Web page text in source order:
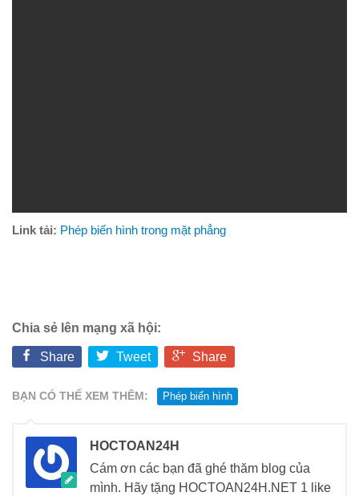
Link tải: Phép biến hình trong mặt phẳng
Chia sẻ lên mạng xã hội:
Share Tweet Share
BẠN CÓ THỂ XEM THÊM: Phép biến hình
HOCTOAN24H
Cám ơn các bạn đã ghé thăm blog của
mình. Hãy tặng HOCTOAN24H.NET 1 like